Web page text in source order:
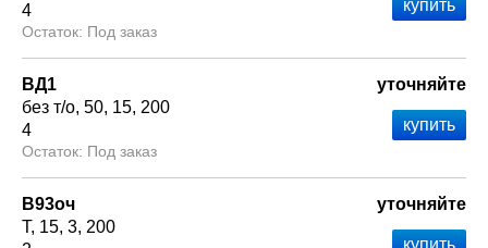
4
Под заказ
ВД1
без т/о 50 15 200
4
Под заказ
уточняйте
В93оч
Т 15 3 200
уточняйте